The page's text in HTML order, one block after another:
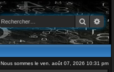
Nous sommes le ven. août 07, 2026 10:31 pm